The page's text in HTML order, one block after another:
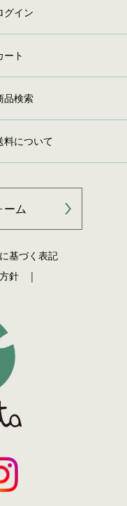
グイン
ート
品検索
料について
ーム
基づく表記
針